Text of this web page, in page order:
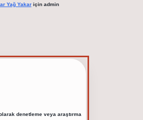
Yağ Yakariçin admin
denetleme veya araştırma